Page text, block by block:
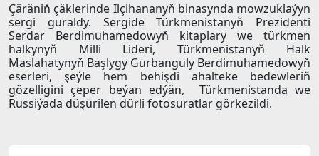
Çäräniň çäklerinde Ilçihananyň binasynda mowzuklaýyn
sergi guraldy. Sergide Türkmenistanyň Prezidenti
Serdar Berdimuhamedowyň kitaplary we türkmen
halkynyň Milli Lideri, Türkmenistanyň Halk
Maslahatynyň Başlygy Gurbanguly Berdimuhamedowyň
eserleri, şeýle hem behişdi ahalteke bedewleriň
gözelligini çeper beýan edýän, Türkmenistanda we
Russiýada düşürilen dürli fotosuratlar görkezildi.